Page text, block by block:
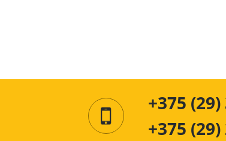
+375
+375